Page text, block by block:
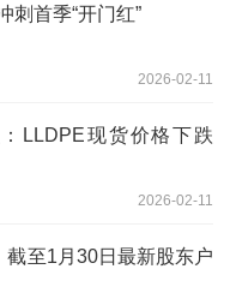
刺首季“开门红”
2026-02-11
LLDPE现货价格下跌
2026-02-11
截至1月30日最新股东户